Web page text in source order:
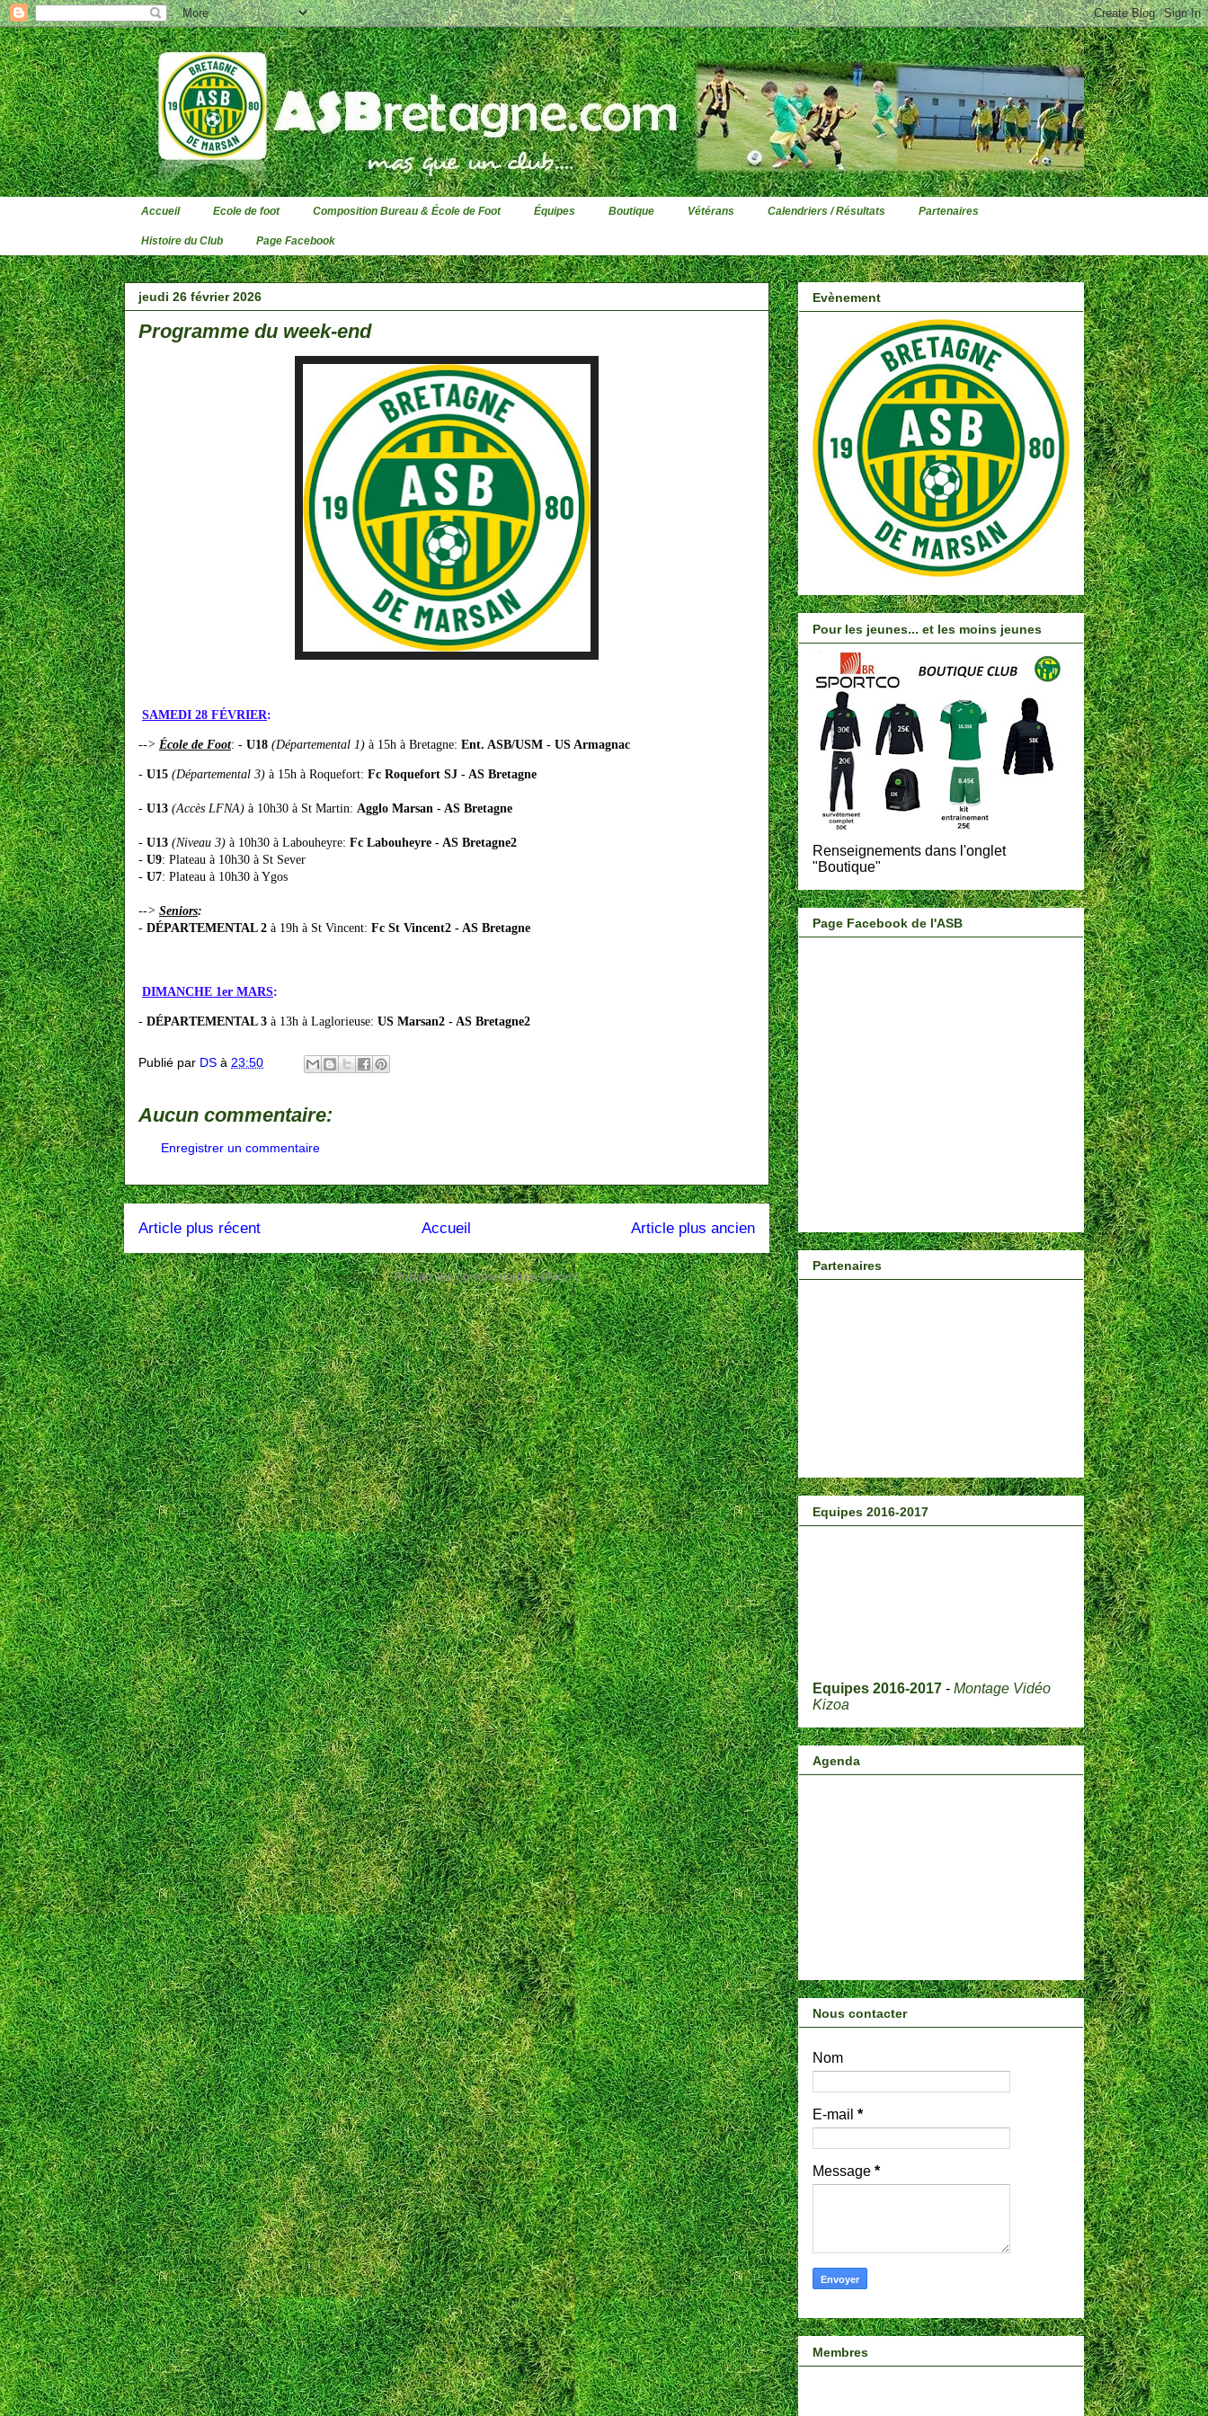
Accueil Ecole de foot Composition Bureau & École de Foot Équipes Boutique Vétérans Calendriers / Résultats Partenaires
Histoire du Club Page Facebook
jeudi 26 février 2026
Programme du week-end
SAMEDI 28 FÉVRIER:
--> École de Foot: - U18 (Départemental 1) à 15h à Bretagne: Ent. ASB/USM - US Armagnac
- U15 (Départemental 3) à 15h à Roquefort: Fc Roquefort SJ - AS Bretagne
- U13 (Accès LFNA) à 10h30 à St Martin: Agglo Marsan - AS Bretagne
- U13 (Niveau 3) à 10h30 à Labouheyre: Fc Labouheyre - AS Bretagne2
- U9: Plateau à 10h30 à St Sever
- U7: Plateau à 10h30 à Ygos
--> Seniors:
- DÉPARTEMENTAL 2 à 19h à St Vincent: Fc St Vincent2 - AS Bretagne
DIMANCHE 1er MARS:
- DÉPARTEMENTAL 3 à 13h à Laglorieuse: US Marsan2 - AS Bretagne2
Publié par DS à 23:50
Aucun commentaire:
Enregistrer un commentaire
Article plus récent Article plus ancien
Accueil
Inscription à :Publier les commentaires (Atom)
Evènement
Pour les jeunes... et les moins jeunes
Renseignements dans l'onglet
"Boutique"
Page Facebook de l'ASB
Partenaires
Equipes 2016-2017
Equipes 2016-2017 - Montage Vidéo
Kizoa
Agenda
Nous contacter
Nom
E-mail *
Message *
Membres